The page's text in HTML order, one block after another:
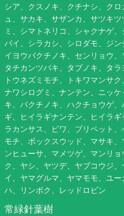
シア、クスノキ、クチナシ、ク
ュ、サカキ、サザンカ、サツキ
ミ、シマトネリコ、シャクナゲ
バイ、シラカシ、シロダモ、ジ
イヨウバクチノキ、センリョウ、
タチカンツバキ、タブノキ、タラ
トウネズミモチ、トキワマンサク
ナワシログミ、ナンテン、ニッ
キ、バクチノキ、ハクチョウゲ
ギ、ヒイラギナンテン、ヒイラ
ラカンサス、ビワ、プリペット
モチ、ボックスウッド、マサキ
ンヒューサ、マメツゲ、マンリ
ク、ヤシ、ヤツデ、ヤブコウジ
イ、ヤマグルマ、ヤマモモ、ユ
ハ、リンボク、レッドロビン
常緑針葉樹